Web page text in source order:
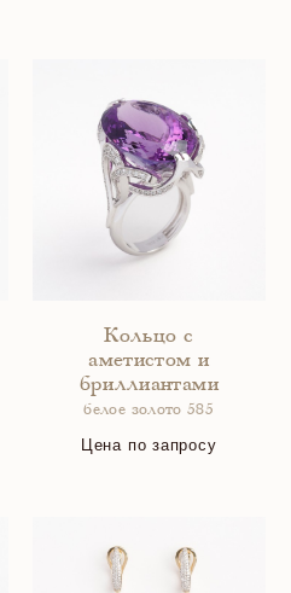
Кольцо с
аметистом и
бриллиантами
белое золото 585
Цена по запросу